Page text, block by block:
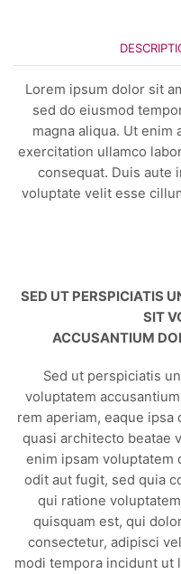
Lorem ipsum dolor sit
sed do eiusmod
magna aliqua. Ut enim
exercitation ullamco
consequat. Duis aute
voluptate velit esse
SED UT PERSPICIATIS
SIT
ACCUSANTIUM
Sed ut perspiciatis
voluptatem
rem aperiam, eaque
quasi architecto beatae
enim ipsam voluptatem
odit aut fugit, sed quia
qui ratione
quisquam est, qui
consectetur, adipisci
modi tempora incidunt ut